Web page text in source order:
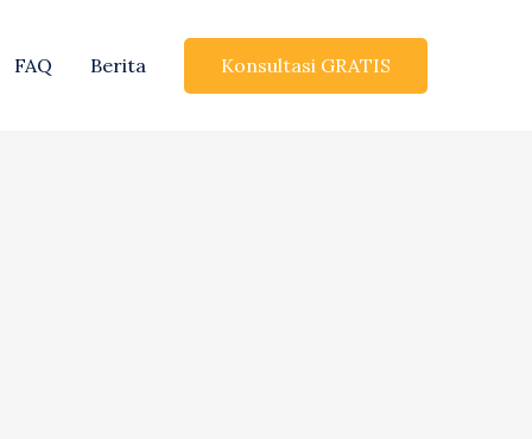
FAQ Berita Konsultasi GRATIS